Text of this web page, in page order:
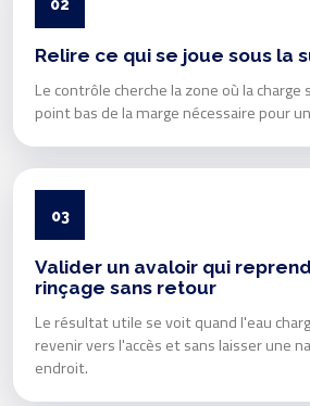
Relire ce qui se joue sous la
Le contrôle cherche la zone où la
point bas de la marge nécessaire pour
03
Valider un avaloir qui
rinçage sans retour
Le résultat utile se voit quand l'eau
revenir vers l'accès et sans laisser une
endroit.